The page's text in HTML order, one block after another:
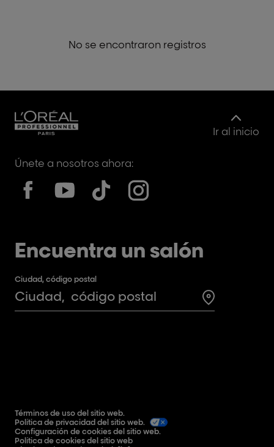
No se encontraron registros
Ir al inicio
Únete a nosotros ahora:
Encuentra un salón
Ciudad, código postal
Search for a
Términos de uso del sitio web.
Política de privacidad del sitio web.
Configuración de cookies del sitio web.
Política de cookies del sitio web